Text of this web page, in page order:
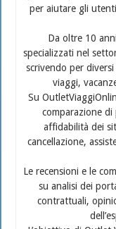
per aiutare gli
Da oltre 10
specializzati nel
scrivendo per
viaggi,
Su
comparazione
affidabilità dei
cancellazione,
Le recensioni e le
su analisi dei
contrattuali,